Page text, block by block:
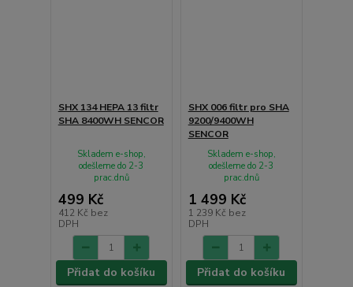
SHX 134 HEPA 13 filtr
SHA 8400WH SENCOR
499 Kč
412 Kč bez
DPH
Skladem e-shop,
odešleme do 2-3
prac.dnů
Přidat do košíku
SHX 006 filtr pro SHA
9200/9400WH
SENCOR
1 499 Kč
1 239 Kč bez
DPH
Skladem e-shop,
odešleme do 2-3
prac.dnů
Přidat do košíku